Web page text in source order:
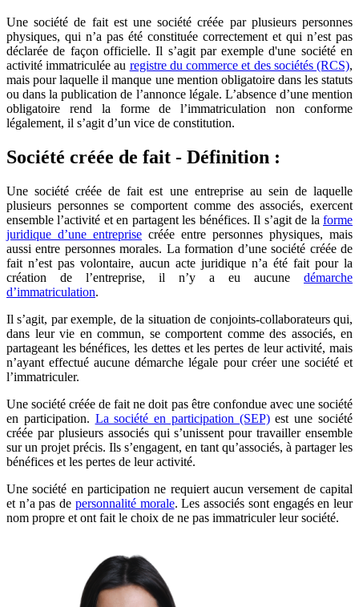
Une société de fait est une société créée par plusieurs personnes
physiques, qui n’a pas été constituée correctement et qui n’est pas
déclarée de façon officielle. Il s’agit par exemple d'une société en
activité immatriculée au registre du commerce et des sociétés (RCS),
mais pour laquelle il manque une mention obligatoire dans les statuts
ou dans la publication de l’annonce légale. L’absence d’une mention
obligatoire rend la forme de l’immatriculation non conforme
légalement, il s’agit d’un vice de constitution.
Société créée de fait - Définition :
Une société créée de fait est une entreprise au sein de laquelle
plusieurs personnes se comportent comme des associés, exercent
ensemble l’activité et en partagent les bénéfices. Il s’agit de la forme
juridique d’une entreprise créée entre personnes physiques, mais
aussi entre personnes morales. La formation d’une société créée de
fait n’est pas volontaire, aucun acte juridique n’a été fait pour la
création de l’entreprise, il n’y a eu aucune démarche
d’immatriculation.
Il s’agit, par exemple, de la situation de conjoints-collaborateurs qui,
dans leur vie en commun, se comportent comme des associés, en
partageant les bénéfices, les dettes et les pertes de leur activité, mais
n’ayant effectué aucune démarche légale pour créer une société et
l’immatriculer.
Une société créée de fait ne doit pas être confondue avec une société
en participation. La société en participation (SEP)est une société
créée par plusieurs associés qui s’unissent pour travailler ensemble
sur un projet précis. Ils s’engagent, en tant qu’associés, à partager les
bénéfices et les pertes de leur activité.
Une société en participation ne requiert aucun versement de capital
et n’a pas de personnalité morale. Les associés sont engagés en leur
nom propre et ont fait le choix de ne pas immatriculer leur société.